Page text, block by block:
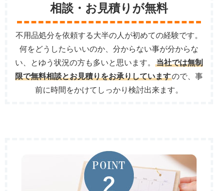
相談・お見積りが無料
不用品処分を依頼する大半の人が初めての経験です。
何をどうしたらいいのか、分からない事が分からな
い、とゆう状況の方も多いと思います。
当社では無制
限で無料相談とお見積りをお承りしていますので、事
前に時間をかけてしっかり検討出来ます。